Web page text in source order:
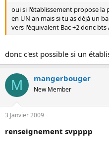
oui si l'établissement propose
en UN an mais si tu as déjà un
vers l'équivalent Bac +2 donc bts
donc c'est possible si un
M mangerbouger
New Member
3 Janvier 2009
renseignement svpppp